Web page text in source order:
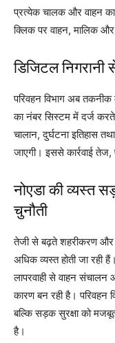
प्रत्येक चालक और वाहन का
क्लिक पर वाहन, मालिक और
डिजिटल निगरानी
परिवहन विभाग अब तकनीक
का नंबर सिस्टम में दर्ज
चालान, दुर्घटना इतिहास
जाएगी। इससे कार्रवाई तेज,
नोएडा की व्यस्त
चुनौती
तेजी से बढ़ते शहरीकरण और
अधिक व्यस्त होती जा रही
लापरवाही से वाहन
कारण बन रही है। परिवहन
बल्कि सड़क सुरक्षा को
है।